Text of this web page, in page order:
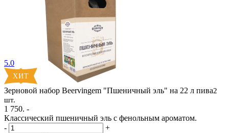
5.0
Зерновой набор Beervingem "Пшеничный эль" на 22 л пива2
шт.
1 750. -
Классический пшеничный эль с фенольным ароматом.
-
+